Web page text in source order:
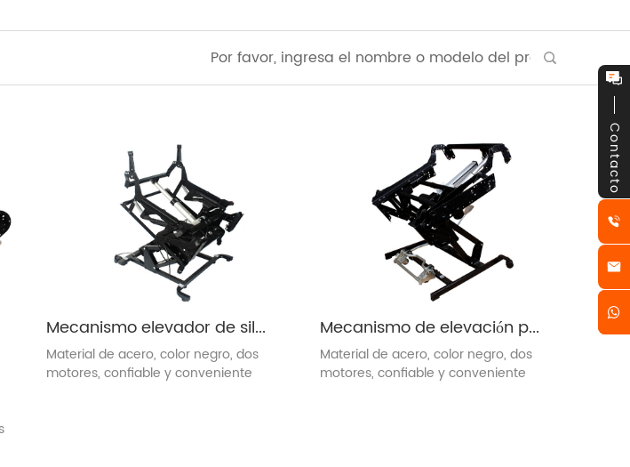
Mecanismo elevador de silla eléctrico (OEC2-2M)
Material de acero, color negro, dos
motores, confiable y conveniente
Mecanismo de elevación para sillón reclinable (ZH8057)
Material de acero, color negro, dos
motores, confiable y conveniente
Contacto